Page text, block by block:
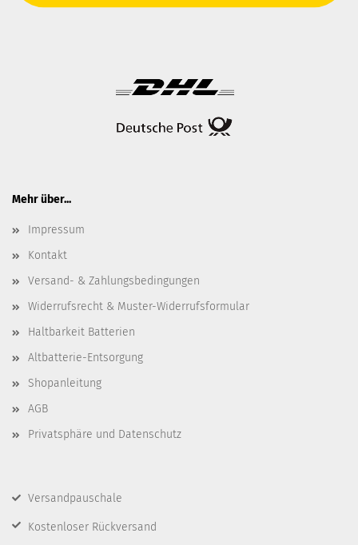
Mehr über...
Impressum
Kontakt
Versand- & Zahlungsbedingungen
Widerrufsrecht & Muster-Widerrufsformular
Haltbarkeit Batterien
Altbatterie-Entsorgung
Shopanleitung
AGB
Privatsphäre und Datenschutz
Versandpauschale
Kostenloser Rückversand